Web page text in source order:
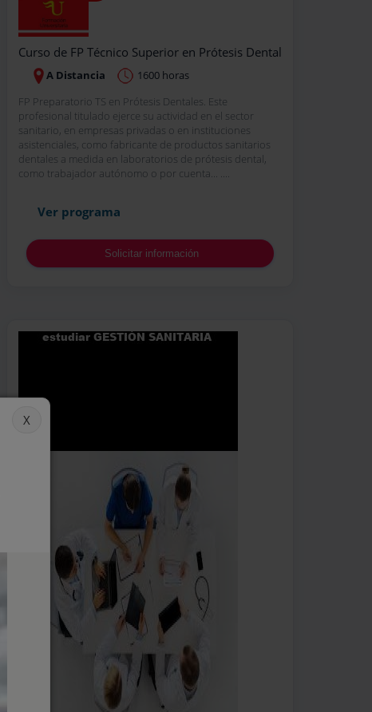
Curso de FP Técnico Superior en Prótesis Dental
A Distancia
1600 horas
FP Preparatorio TS en Prótesis Dentales. Este
profesional titulado ejerce su actividad en el sector
sanitario, en empresas privadas o en instituciones
asistenciales, como fabricante de productos sanitarios
dentales a medida en laboratorios de prótesis dental,
como trabajador autónomo o por cuenta... ....
Ver programa
Solicitar información